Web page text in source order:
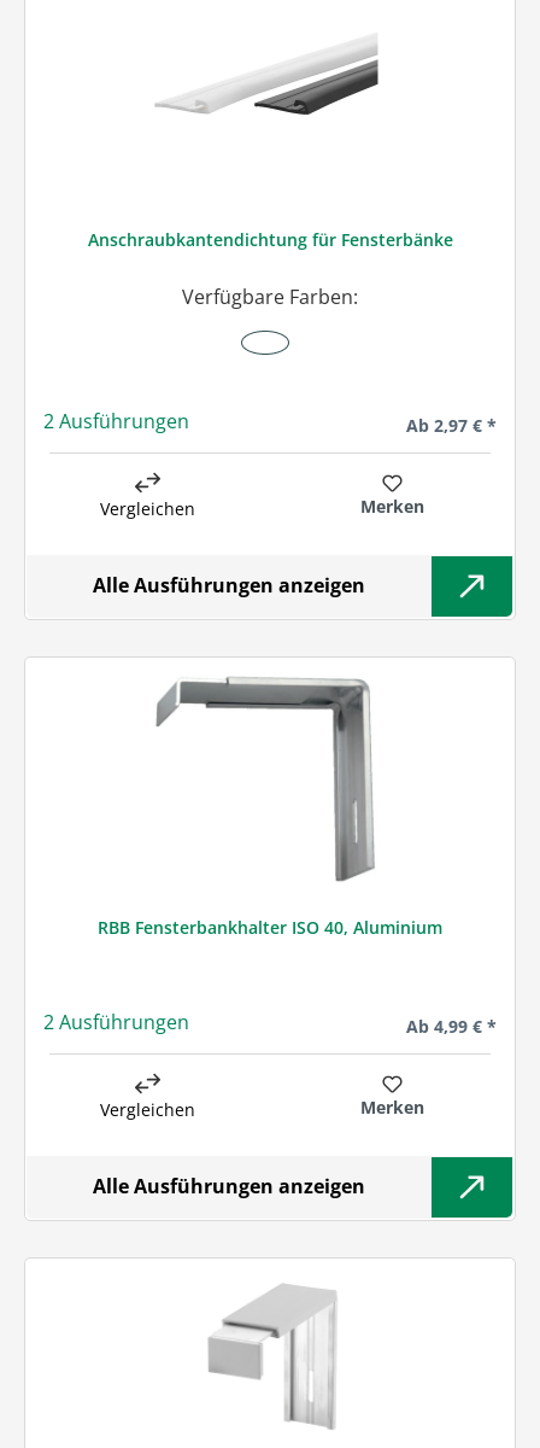
Anschraubkantendichtung für Fensterbänke
Verfügbare Farben:
2 Ausführungen Regulärer Preis:
Ab 2,97 € *
Vergleichen Merken
Alle Ausführungen anzeigen
RBB Fensterbankhalter ISO 40, Aluminium
2 Ausführungen Regulärer Preis:
Ab 4,99 € *
Vergleichen Merken
Alle Ausführungen anzeigen